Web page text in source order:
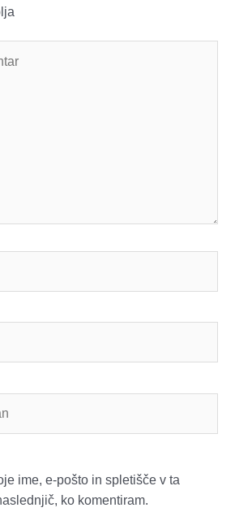
ime, e-pošto in spletišče v ta
ko komentiram.